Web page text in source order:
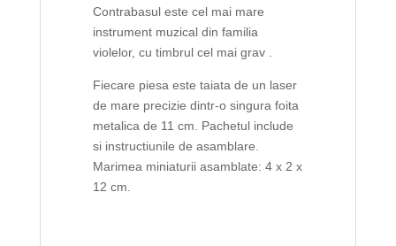
Contrabasul este cel mai mare
instrument muzical din familia
violelor, cu timbrul cel mai grav .
Fiecare piesa este taiata de un laser
de mare precizie dintr-o singura foita
metalica de 11 cm. Pachetul include
si instructiunile de asamblare.
Marimea miniaturii asamblate: 4 x 2 x
12 cm.